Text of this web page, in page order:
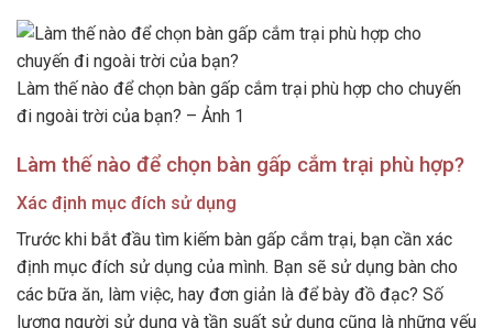
Làm thế nào để chọn bàn gấp cắm trại phù hợp cho chuyến
đi ngoài trời của bạn? – Ảnh 1
Làm thế nào để chọn bàn gấp cắm trại phù hợp?
Xác định mục đích sử dụng
Trước khi bắt đầu tìm kiếm bàn gấp cắm trại, bạn cần xác
định mục đích sử dụng của mình. Bạn sẽ sử dụng bàn cho
các bữa ăn, làm việc, hay đơn giản là để bày đồ đạc? Số
lượng người sử dụng và tần suất sử dụng cũng là những yếu